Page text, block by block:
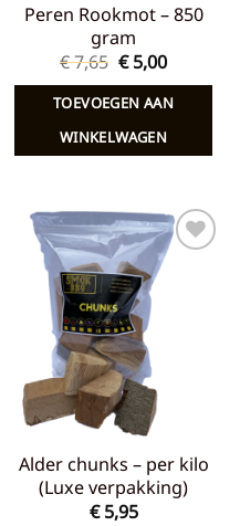
Peren Rookmot – 850
gram
€7,65
prijs
was:
€ 7,65.
€5,00Huidige
prijs
is:
€ 5,00.
TOEVOEGEN AAN
WINKELWAGEN
Toevoegen
verlanglijst
Alder chunks – per kilo
(Luxe verpakking)
€5,95